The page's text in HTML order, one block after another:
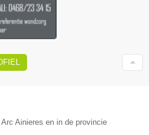
Ainieres en in de provincie